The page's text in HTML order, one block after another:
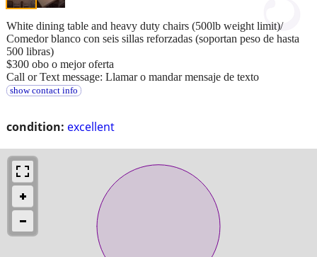
condition: excellent
White dining table and heavy duty chairs (500lb weight limit)/
Comedor blanco con seis sillas reforzadas (soportan peso de hasta
500 libras)
$300 obo o mejor oferta
Call or Text message: Llamar o mandar mensaje de texto
show contact info